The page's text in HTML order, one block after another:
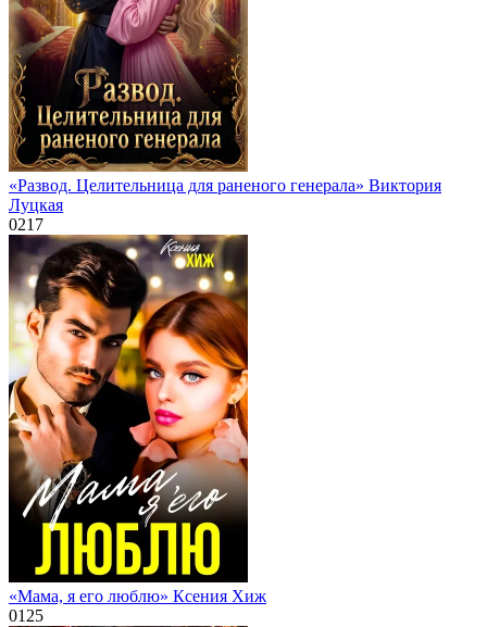
«Развод. Целительница для раненого генерала» Виктория
Луцкая
0217
«Мама, я его люблю» Ксения Хиж
0125